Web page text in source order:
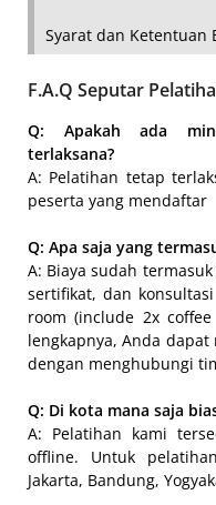
Syarat dan Ketentuan
F.A.Q Seputar
Q: Apakah ada
terlaksana?
A: Pelatihan tetap
peserta yang mendaftar
Q: Apa saja yang
A: Biaya sudah
sertifikat, dan
room (include 2x
lengkapnya, Anda
dengan menghubungi
Q: Di kota mana saja
A: Pelatihan kami
offline. Untuk
Jakarta, Bandung,